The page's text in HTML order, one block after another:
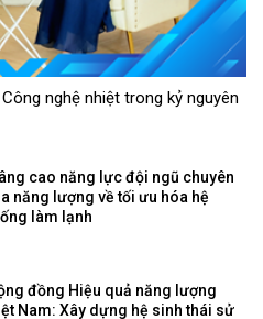
nghệ nhiệt trong kỷ nguyên
cao năng lực đội ngũ chuyên
năng lượng về tối ưu hóa hệ
làm lạnh
đồng Hiệu quả năng lượng
Nam: Xây dựng hệ sinh thái sử